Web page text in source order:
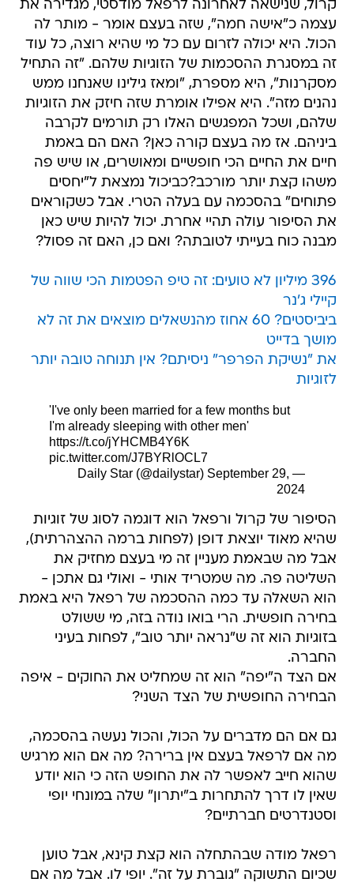
קרול, שנישאה לאחרונה לרפאל מודסטי, מגדירה את
עצמה כ"אישה חמה", שזה בעצם אומר - מותר לה
הכול. היא יכולה לזרום עם כל מי שהיא רוצה, כל עוד
זה במסגרת ההסכמות של הזוגיות שלהם. "זה התחיל
מסקרנות", היא מספרת, "ומאז גילינו שאנחנו ממש
נהנים מזה". היא אפילו אומרת שזה חיזק את הזוגיות
שלהם, ושכל המפגשים האלו רק תורמים לקרבה
ביניהם. אז מה בעצם קורה כאן? האם הם באמת
חיים את החיים הכי חופשיים ומאושרים, או שיש פה
משהו קצת יותר מורכב?כביכול נמצאת ל"יחסים
פתוחים" בהסכמה עם בעלה הטרי. אבל כשקוראים
את הסיפור עולה תהיי אחרת. יכול להיות שיש כאן
מבנה כוח בעייתי לטובתה? ואם כן, האם זה פסול?
396 מיליון לא טועים: זה טיפ הפטמות הכי שווה של
קיילי ג'נר
ביביסטים? 60 אחוז מהנשאלים מוצאים את זה לא
מושך בדייט
את "נשיקת הפרפר" ניסיתם? אין תנוחה טובה יותר
לזוגיות
'I've only been married for a few months but
I'm already sleeping with other men'
https://t.co/jYHCMB4Y6K
pic.twitter.com/J7BYRlOCL7
— Daily Star (@dailystar)
September 29,
2024
הסיפור של קרול ורפאל הוא דוגמה לסוג של זוגיות
שהיא מאוד יוצאת דופן (לפחות ברמה ההצהרתית),
אבל מה שבאמת מעניין זה מי בעצם מחזיק את
השליטה פה. מה שמטריד אותי - ואולי גם אתכן -
הוא השאלה עד כמה ההסכמה של רפאל היא באמת
בחירה חופשית. הרי בואו נודה בזה, מי ששולט
בזוגיות הוא זה ש"נראה יותר טוב", לפחות בעיני
החברה.
אם הצד ה"יפה" הוא זה שמחליט את החוקים - איפה
הבחירה החופשית של הצד השני?
גם אם הם מדברים על הכול, והכול נעשה בהסכמה,
מה אם לרפאל בעצם אין ברירה? מה אם הוא מרגיש
שהוא חייב לאפשר לה את החופש הזה כי הוא יודע
שאין לו דרך להתחרות ב"יתרון" שלה במונחי יופי
וסטנדרטים חברתיים?
רפאל מודה שבהתחלה הוא קצת קינא, אבל טוען
שכיום התשוקה "גוברת על זה". יופי לו. אבל מה אם